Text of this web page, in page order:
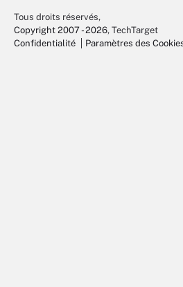
Tous droits réservés,
Copyright 2007 - 2026, TechTarget
Confidentialité
Paramètres des